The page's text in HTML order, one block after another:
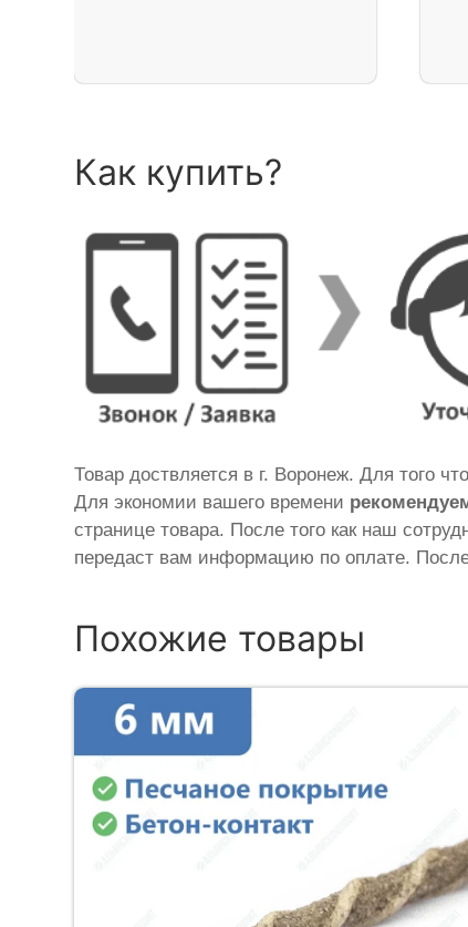
Как купить?
Товар доствляется в г. Воронеж. Для того
Для экономии вашего времени
странице товара. После того как наш
передаст вам информацию по оплате.
Похожие товары